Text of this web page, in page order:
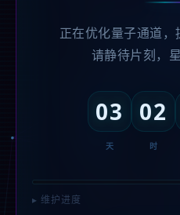
正在优化量子通道，
请静待片刻，
03
天
02
时
▸ 维护进度